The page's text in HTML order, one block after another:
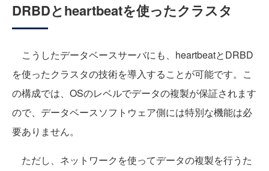
DRBDとheartbeatを使ったクラスタ
こうしたデータベースサーバにも、heartbeatとDRBD
を使ったクラスタの技術を導入することが可能です。こ
の構成では、OSのレベルでデータの複製が保証されます
ので、データベースソフトウェア側には特別な機能は必
要ありません。
ただし、ネットワークを使ってデータの複製を行うた